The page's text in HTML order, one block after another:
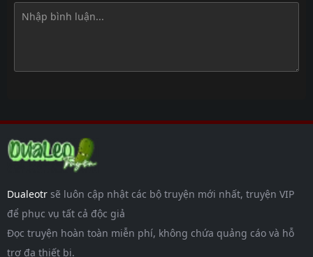
Dualeotr sẽ luôn cập nhật các bộ truyện mới nhất, truyện VIP
để phục vụ tất cả độc giả
Đọc truyện hoàn toàn miễn phí, không chứa quảng cáo và hỗ
trợ đa thiết bị.